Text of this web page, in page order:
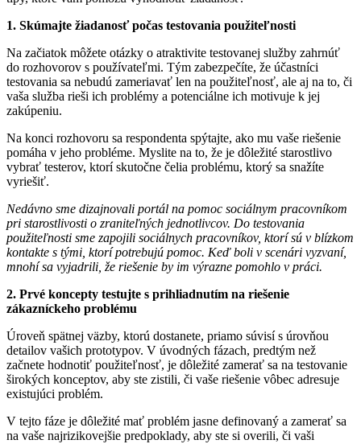
1. Skúmajte žiadanosť počas testovania použiteľnosti
Na začiatok môžete otázky o atraktivite testovanej služby zahrnúť
do rozhovorov s používateľmi. Tým zabezpečíte, že účastníci
testovania sa nebudú zameriavať len na použiteľnosť, ale aj na to, či
vaša služba rieši ich problémy a potenciálne ich motivuje k jej
zakúpeniu.
Na konci rozhovoru sa respondenta spýtajte, ako mu vaše riešenie
pomáha v jeho probléme. Myslite na to, že je dôležité starostlivo
vybrať testerov, ktorí skutočne čelia problému, ktorý sa snažíte
vyriešiť.
Nedávno sme dizajnovali portál na pomoc sociálnym pracovníkom
pri starostlivosti o zraniteľných jednotlivcov. Do testovania
použiteľnosti sme zapojili sociálnych pracovníkov, ktorí sú v blízkom
kontakte s tými, ktorí potrebujú pomoc. Keď boli v scenári vyzvaní,
mnohí sa vyjadrili, že riešenie by im výrazne pomohlo v práci.
2. Prvé koncepty testujte s prihliadnutím na riešenie
zákazníckeho problému
Úroveň spätnej väzby, ktorú dostanete, priamo súvisí s úrovňou
detailov vašich prototypov. V úvodných fázach, predtým než
začnete hodnotiť použiteľnosť, je dôležité zamerať sa na testovanie
širokých konceptov, aby ste zistili, či vaše riešenie vôbec adresuje
existujúci problém.
V tejto fáze je dôležité mať problém jasne definovaný a zamerať sa
na vaše najrizikovejšie predpoklady, aby ste si overili, či vaši